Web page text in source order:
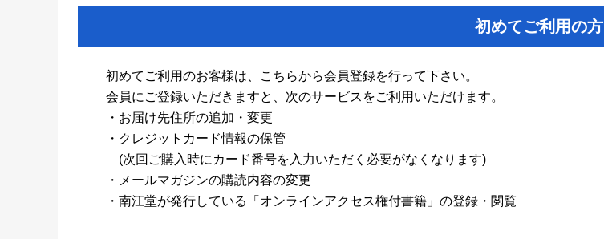
初めてご利用の方
初めてご利用のお客様は、こちらから会員登録を行って下さい。
会員にご登録いただきますと、次のサービスをご利用いただけます。
・お届け先住所の追加・変更
・クレジットカード情報の保管
(次回ご購入時にカード番号を入力いただく必要がなくなります)
・メールマガジンの購読内容の変更
・南江堂が発行している「オンラインアクセス権付書籍」の登録・閲覧